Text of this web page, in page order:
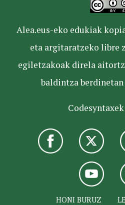
Alea.eus-eko edukiak
eta argitaratzeko libre
egiletzakoak direla
baldintza berdinetan
HONI BURUZ